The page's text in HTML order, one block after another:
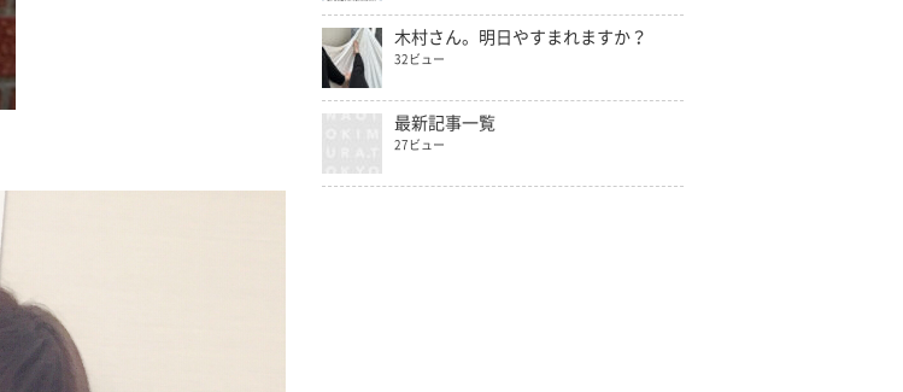
木村さん。明日やすまれますか？
32ビュー
最新記事一覧
27ビュー